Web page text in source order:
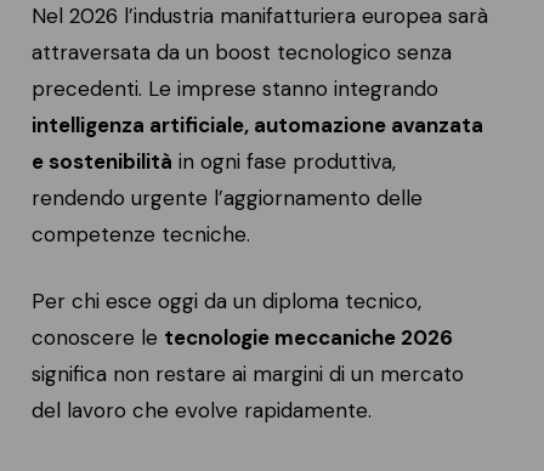
Nel 2026 l’industria manifatturiera europea sarà
attraversata da un boost tecnologico senza
precedenti. Le imprese stanno integrando
intelligenza artificiale, automazione avanzata
e sostenibilità in ogni fase produttiva,
rendendo urgente l’aggiornamento delle
competenze tecniche.
Per chi esce oggi da un diploma tecnico,
conoscere le tecnologie meccaniche 2026
significa non restare ai margini di un mercato
del lavoro che evolve rapidamente.